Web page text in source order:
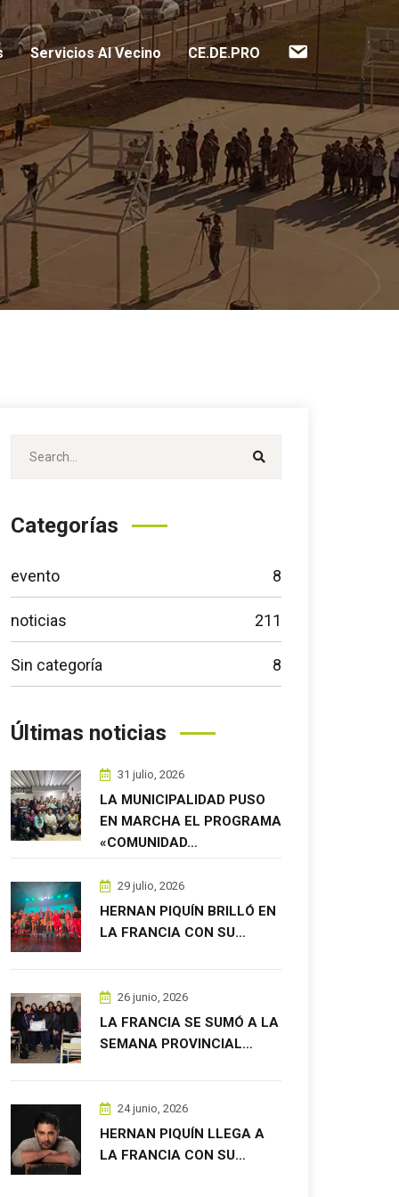
Servicios Al Vecino CE.DE.PRO Contacto
Categorías
evento 8
noticias 211
Sin categoría 8
Últimas noticias
31 julio, 2026
LA MUNICIPALIDAD PUSO
EN MARCHA EL PROGRAMA
«COMUNIDAD…
29 julio, 2026
HERNAN PIQUÍN BRILLÓ EN
LA FRANCIA CON SU…
26 junio, 2026
LA FRANCIA SE SUMÓ A LA
SEMANA PROVINCIAL…
24 junio, 2026
HERNAN PIQUÍN LLEGA A
LA FRANCIA CON SU…